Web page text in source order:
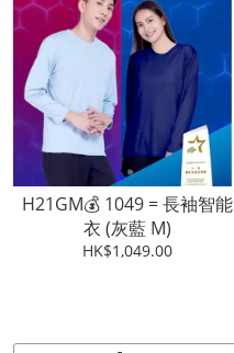
H21GM💰 1049 = 長袖智能
衣 (灰藍 M)
HK$1,049.00